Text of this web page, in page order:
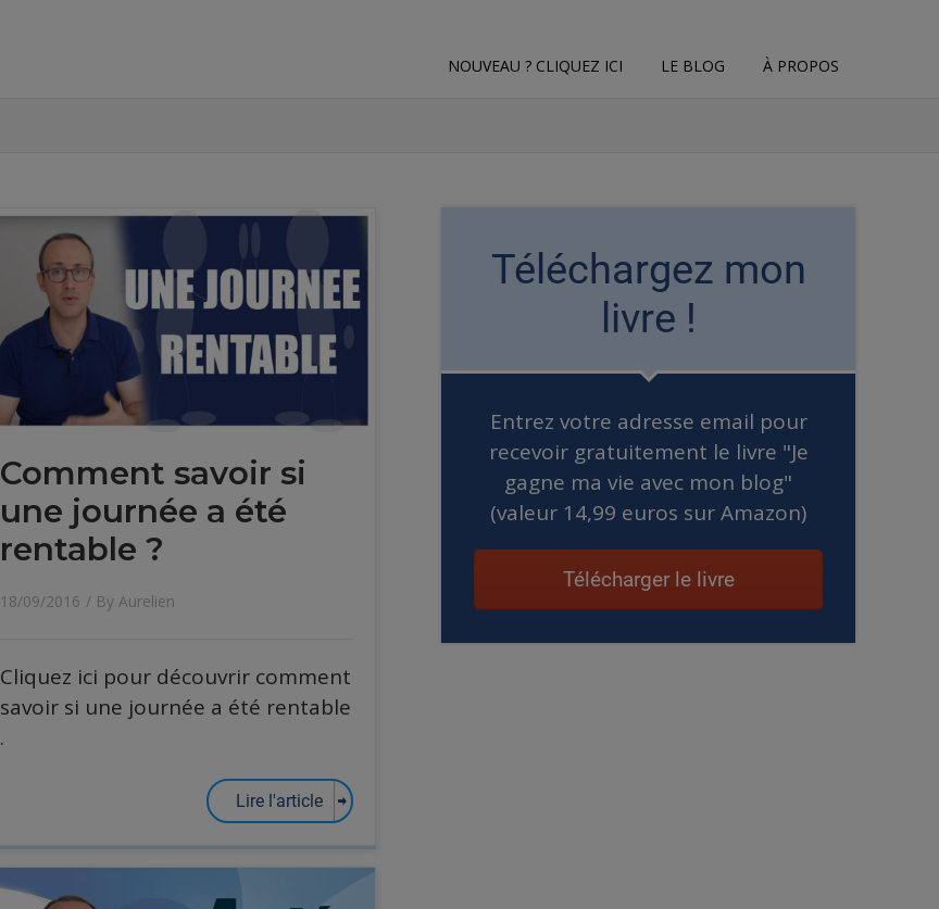
NOUVEAU ? CLIQUEZ ICI LE BLOG À PROPOS
Comment savoir si
une journée a été
rentable ?
18/09/2016 / By Aurelien
Cliquez ici pour découvrir comment
savoir si une journée a été rentable
.
Lire l'article
Téléchargez mon
livre !
Entrez votre adresse email pour
recevoir gratuitement le livre "Je
gagne ma vie avec mon blog"
(valeur 14,99 euros sur Amazon)
Télécharger le livre